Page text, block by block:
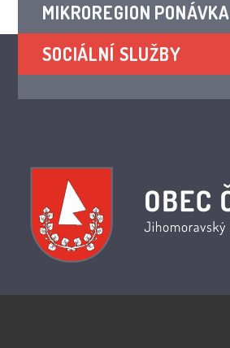
MIKROREGION PONÁVKA
SOCIÁLNÍ SLUŽBY